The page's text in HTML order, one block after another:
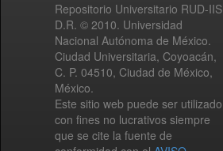
Repositorio Universitario RUD-IIS
D.R. © 2010. Universidad
Nacional Autónoma de México.
Ciudad Universitaria, Coyoacán,
C. P. 04510, Ciudad de México,
México.
Este sitio web puede ser utilizado
con fines no lucrativos siempre
que se cite la fuente de